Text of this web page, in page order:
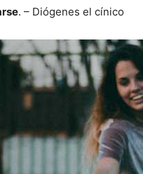
. – Diógenes el cínico